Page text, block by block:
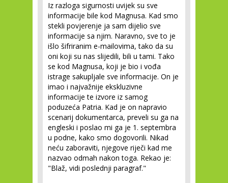
Iz razloga sigurnosti uvijek su sve
informacije bile kod Magnusa. Kad smo
stekli povjerenje ja sam dijelio sve
informacije sa njim. Naravno, sve to je
išlo šifriranim e-mailovima, tako da su
oni koji su nas slijedili, bili u tami. Tako
se kod Magnusa, koji je bio i vođa
istrage sakupljale sve informacije. On je
imao i najvažnije ekskluzivne
informacije te izvore iz samog
poduzeća Patria. Kad je on napravio
scenarij dokumentarca, preveli su ga na
engleski i poslao mi ga je 1. septembra
u podne, kako smo dogovorili. Nikad
neću zaboraviti, njegove riječi kad me
nazvao odmah nakon toga. Rekao je:
"Blaž, vidi poslednji paragraf."